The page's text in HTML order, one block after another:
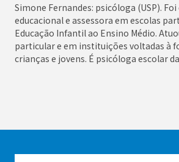
Simone Fernandes: psicóloga (USP).
educacional e assessora em escolas
Educação Infantil ao Ensino Médio.
particular e em instituições voltadas à
crianças e jovens. É psicóloga escolar